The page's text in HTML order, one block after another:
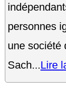
personnes
une société
Sach...Lire